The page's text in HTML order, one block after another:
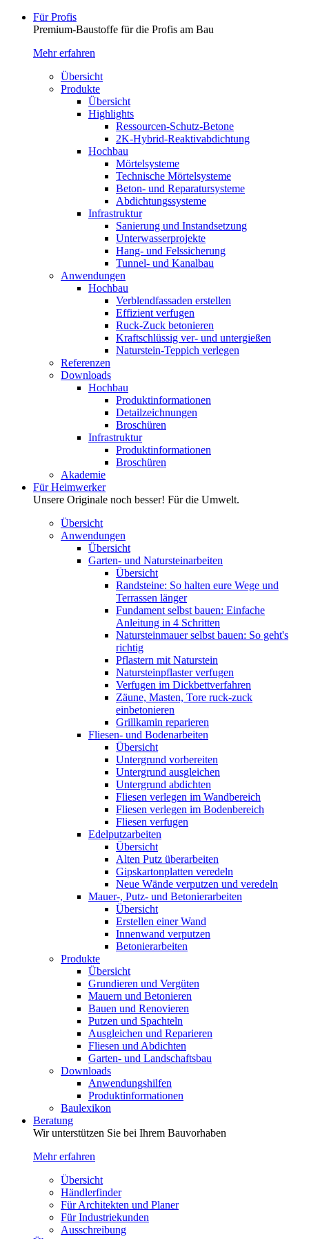
Für Profis
Premium-Baustoffe für die Profis am Bau
Mehr erfahren
Übersicht
Produkte
Übersicht
Highlights
Ressourcen-Schutz-Betone
2K-Hybrid-Reaktivab­dichtung
Hochbau
Mörtelsysteme
Technische Mörtelsysteme
Beton- und Reparatursysteme
Abdichtungssysteme
Infrastruktur
Sanierung und Instandsetzung
Unterwasserprojekte
Hang- und Felssicherung
Tunnel- und Kanalbau
Anwendungen
Hochbau
Verblendfassaden erstellen
Effizient verfugen
Ruck-Zuck betonieren
Kraftschlüssig ver- und untergießen
Naturstein-Teppich verlegen
Referenzen
Downloads
Hochbau
Produktinformationen
Detailzeichnungen
Broschüren
Infrastruktur
Produktinformationen
Broschüren
Akademie
Für Heimwerker
Unsere Originale noch besser! Für die Umwelt.
Übersicht
Anwendungen
Übersicht
Garten- und Natursteinarbeiten
Übersicht
Randsteine: So halten eure Wege und
Terrassen länger
Fundament selbst bauen: Einfache
Anleitung in 4 Schritten
Natursteinmauer selbst bauen: So geht's
richtig
Pflastern mit Naturstein
Natursteinpflaster verfugen
Verfugen im Dickbettverfahren
Zäune, Masten, Tore ruck-zuck
einbetonieren
Grillkamin reparieren
Fliesen- und Bodenarbeiten
Übersicht
Untergrund vorbereiten
Untergrund ausgleichen
Untergrund abdichten
Fliesen verlegen im Wandbereich
Fliesen verlegen im Bodenbereich
Fliesen verfugen
Edelputzarbeiten
Übersicht
Alten Putz überarbeiten
Gipskartonplatten veredeln
Neue Wände verputzen und veredeln
Mauer-, Putz- und Betonierarbeiten
Übersicht
Erstellen einer Wand
Innenwand verputzen
Betonierarbeiten
Produkte
Übersicht
Grundieren und Vergüten
Mauern und Betonieren
Bauen und Renovieren
Putzen und Spachteln
Ausgleichen und Reparieren
Fliesen und Abdichten
Garten- und Landschaftsbau
Downloads
Anwendungshilfen
Produktinformationen
Baulexikon
Beratung
Wir unterstützen Sie bei Ihrem Bauvorhaben
Mehr erfahren
Übersicht
Händlerfinder
Für Architekten und Planer
Für Industriekunden
Ausschreibung